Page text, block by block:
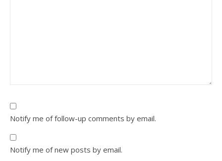
Notify me of follow-up comments by email.
Notify me of new posts by email.